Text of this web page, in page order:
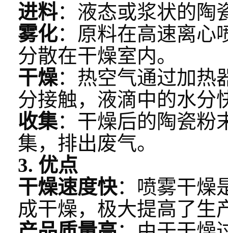
进料：液态或浆状的陶
雾化：原料在高速离心
分散在干燥室内。
干燥：热空气通过加热
分接触，液滴中的水分
收集：干燥后的陶瓷粉
集，排出废气。
3. 优点
干燥速度快：喷雾干燥
成干燥，极大提高了生